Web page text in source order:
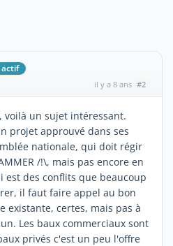
actif
il y a 8 ans #2
voilà un sujet intéressant.
projet approuvé dans ses
nationale, qui doit régir
/!\, mais pas encore en
est des conflits que beaucoup
il faut faire appel au bon
existante, certes, mais pas à
Les baux commerciaux sont
privés c'est un peu l'offre